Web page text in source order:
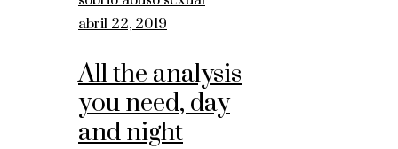
abril 22, 2019
All the analysis
you need, day
and night